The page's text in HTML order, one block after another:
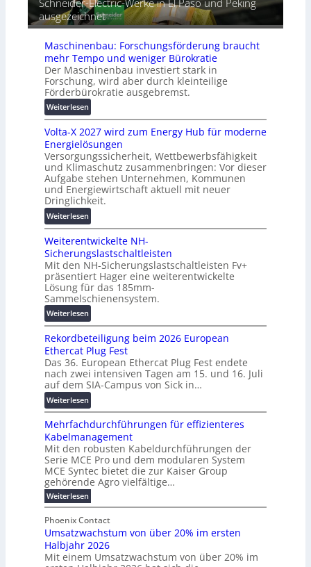
t
i
i
e
r
u
n
g
s
l
ö
s
u
n
g
e
n
i
h
e
e
r
ä
e
s
c
h
u
t
z
u
n
d
d
i
g
i
t
a
l
e
T
r
a
n
s
p
a
r
e
n
z
Schneider-Electric-Werke in El Paso und Peking
ausgezeichnet
Maschinenbau: Forschungsförderung braucht
mehr Tempo und weniger Bürokratie
Der Maschinenbau investiert stark in
Forschung, wird aber durch kleinteilige
Förderbürokratie ausgebremst.
Weiterlesen:
M
a
s
c
h
i
n
e
n
b
a
u
:
F
o
r
s
h
u
n
g
s
f
r
d
e
r
u
n
g
b
r
a
u
Volta-X 2027 wird zum Energy Hub für moderne
Energielösungen
Versorgungssicherheit, Wettbewerbsfähigkeit
und Klimaschutz zusammenbringen: Vor dieser
Aufgabe stehen Unternehmen, Kommunen
und Energiewirtschaft aktuell mit neuer
Dringlichkeit.
Weiterlesen:
V
o
l
t
a
-
X
2
0
2
7
w
i
r
d
z
u
m
E
n
e
r
g
u
Weiterentwickelte NH-
Sicherungslastschaltleisten
Mit den NH-Sicherungslastschaltleisten Fv+
präsentiert Hager eine weiterentwickelte
Lösung für das 185mm-
Sammelschienensystem.
Weiterlesen:
W
e
i
t
e
r
e
n
t
w
i
c
k
e
l
e
N
H
-
Rekordbeteiligung beim 2026 European
Ethercat Plug Fest
Das 36. European Ethercat Plug Fest endete
nach zwei intensiven Tagen am 15. und 16. Juli
auf dem SIA-Campus von Sick in…
Weiterlesen:
R
e
k
o
r
d
b
e
t
e
i
l
i
Mehrfachdurchführungen für effizienteres
Kabelmanagement
Mit den robusten Kabeldurchführungen der
Serie MCE Pro und dem modularen System
MCE Syntec bietet die zur Kaiser Group
gehörende Agro vielfältige…
Weiterlesen:
M
h
r
f
a
c
Phoenix Contact
Umsatzwachstum von über 20% im ersten
Halbjahr 2026
Mit einem Umsatzwachstum von über 20% im